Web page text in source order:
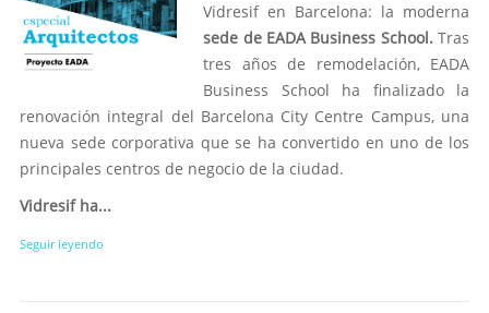
Vidresif en Barcelona: la moderna
sede de EADA Business School.Tras
tres años de remodelación, EADA
Business School ha finalizado la
renovación integral del Barcelona City Centre Campus, una
nueva sede corporativa que se ha convertido en uno de los
principales centros de negocio de la ciudad.
Vidresif ha...
Seguir leyendo